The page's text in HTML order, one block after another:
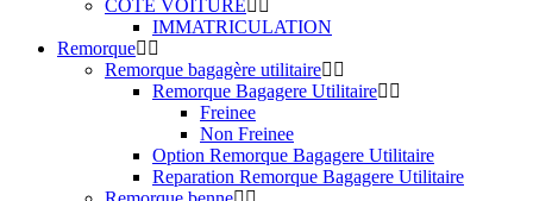
COTE VOITURE
IMMATRICULATION
Remorque
Remorque bagagère utilitaire
Remorque Bagagere Utilitaire
Freinee
Non Freinee
Option Remorque Bagagere Utilitaire
Reparation Remorque Bagagere Utilitaire